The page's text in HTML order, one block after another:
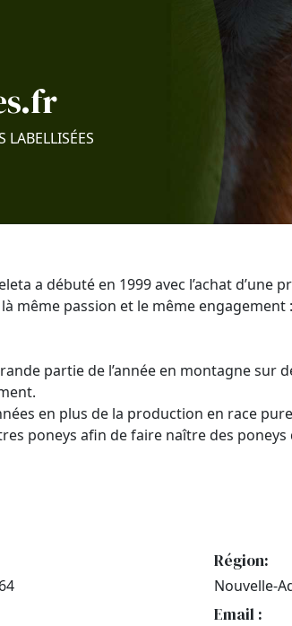
LABELLISÉES
a débuté en 1999 avec l’achat d’une
même passion et le même
partie de l’année en montagne sur
en plus de la production en race
poneys afin de faire naître des
Région:
Nouvelle-
Email :